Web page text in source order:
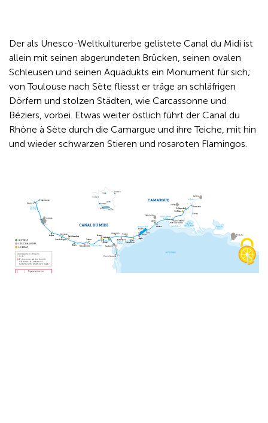
Der als Unesco-Weltkulturerbe gelistete Canal du Midi ist
allein mit seinen abgerundeten Brücken, seinen ovalen
Schleusen und seinen Aquädukts ein Monument für sich;
von Toulouse nach Sète fliesst er träge an schläfrigen
Dörfern und stolzen Städten, wie Carcassonne und
Béziers, vorbei. Etwas weiter östlich führt der Canal du
Rhône à Sète durch die Camargue und ihre Teiche, mit hin
und wieder schwarzen Stieren und rosaroten Flamingos.